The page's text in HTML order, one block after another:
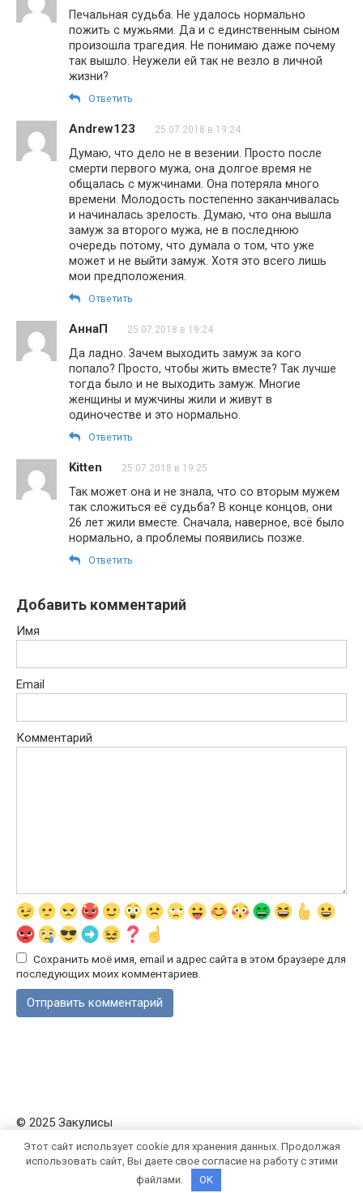
Печальная судьба. Не удалось нормально
пожить с мужьями. Да и с единственным сыном
произошла трагедия. Не понимаю даже почему
так вышло. Неужели ей так не везло в личной
жизни?
Ответить
Andrew123 25.07.2018 в 19:24
Думаю, что дело не в везении. Просто после
смерти первого мужа, она долгое время не
общалась с мужчинами. Она потеряла много
времени. Молодость постепенно заканчивалась
и начиналась зрелость. Думаю, что она вышла
замуж за второго мужа, не в последнюю
очередь потому, что думала о том, что уже
может и не выйти замуж. Хотя это всего лишь
мои предположения.
Ответить
АннаП 25.07.2018 в 19:24
Да ладно. Зачем выходить замуж за кого
попало? Просто, чтобы жить вместе? Так лучше
тогда было и не выходить замуж. Многие
женщины и мужчины жили и живут в
одиночестве и это нормально.
Ответить
Kitten 25.07.2018 в 19:25
Так может она и не знала, что со вторым мужем
так сложиться её судьба? В конце концов, они
26 лет жили вместе. Сначала, наверное, всё было
нормально, а проблемы появились позже.
Ответить
Добавить комментарий
Имя
Email
Комментарий
Сохранить моё имя, email и адрес сайта в этом браузере для
последующих моих комментариев.
© 2025 Закулисы
Этот сайт использует cookie для хранения данных. Продолжая
использовать сайт, Вы даете свое согласие на работу с этими
файлами.
OK